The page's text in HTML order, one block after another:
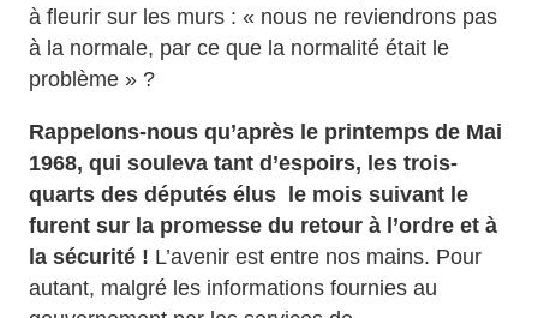
à fleurir sur les murs : « nous ne reviendrons pas
à la normale, par ce que la normalité était le
problème » ?
Rappelons-nous qu’après le printemps de Mai
1968, qui souleva tant d’espoirs, les trois-
quarts des députés élus le mois suivant le
furent sur la promesse du retour à l’ordre et à
la sécurité ! L’avenir est entre nos mains. Pour
autant, malgré les informations fournies au